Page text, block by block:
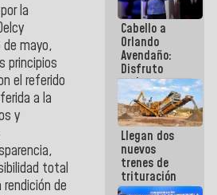
la
de mayo,
principios
el referido
a la
y
total
de
Cabello a
Orlando
Avendaño:
Disfruto
cada vez
que escribes
porque lo
que haces
es
embarrarla
Llegan dos
nuevos
trenes de
trituración
para